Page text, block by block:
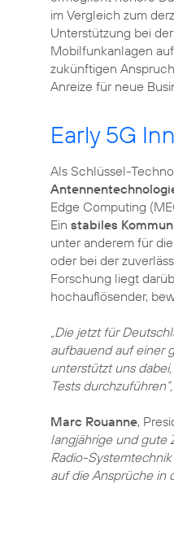
im Vergleich zum
Unterstützung bei der
Mobilfunkanlagen
zukünftigen
Anreize für neue
Early 5G
Als Schlüssel-
Edge Computing
Ein stabiles
unter anderem für
oder bei der
Forschung liegt
hochauflösender,
„Die jetzt für
aufbauend auf einer
unterstützt uns
Tests durchzuführen“,
Marc Rouanne,
langjährige und gute
Radio-
auf die Ansprüche in